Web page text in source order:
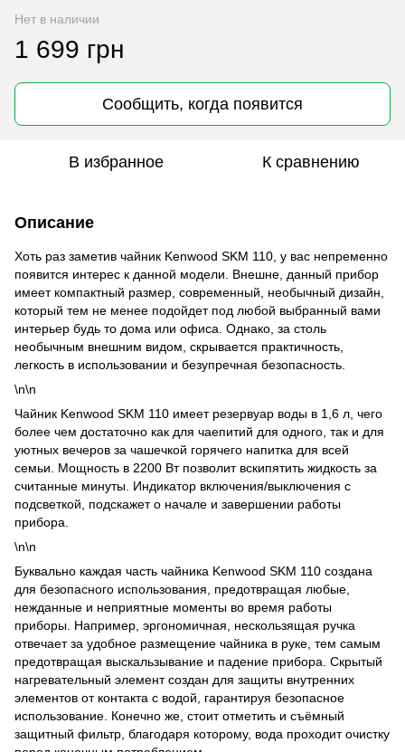
Нет в наличии
1 699 грн
Сообщить, когда появится
В избранное К сравнению
Описание
Хоть раз заметив чайник Kenwood SKM 110, у вас непременно
появится интерес к данной модели. Внешне, данный прибор
имеет компактный размер, современный, необычный дизайн,
который тем не менее подойдет под любой выбранный вами
интерьер будь то дома или офиса. Однако, за столь
необычным внешним видом, скрывается практичность,
легкость в использовании и безупречная безопасность.
\n\n
Чайник Kenwood SKM 110 имеет резервуар воды в 1,6 л, чего
более чем достаточно как для чаепитий для одного, так и для
уютных вечеров за чашечкой горячего напитка для всей
семьи. Мощность в 2200 Вт позволит вскипятить жидкость за
считанные минуты. Индикатор включения/выключения с
подсветкой, подскажет о начале и завершении работы
прибора.
\n\n
Буквально каждая часть чайника Kenwood SKM 110 создана
для безопасного использования, предотвращая любые,
нежданные и неприятные моменты во время работы
приборы. Например, эргономичная, нескользящая ручка
отвечает за удобное размещение чайника в руке, тем самым
предотвращая выскальзывание и падение прибора. Скрытый
нагревательный элемент создан для защиты внутренних
элементов от контакта с водой, гарантируя безопасное
использование. Конечно же, стоит отметить и съёмный
защитный фильтр, благодаря которому, вода проходит очистку